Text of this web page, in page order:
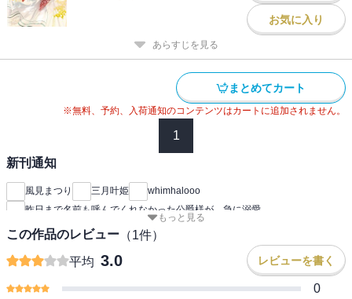
お気に入り
あらすじを見る
まとめてカート
※無料、予約、入荷通知のコンテンツはカートに追加されません。
1
新刊通知
風見まつり 三月叶姫
whimhalooo
昨日まで名前も呼んでくれなかった公爵様が、急に溺愛
もっと見る
この作品のレビュー （1件）
平均 3.0 レビューを書く
0